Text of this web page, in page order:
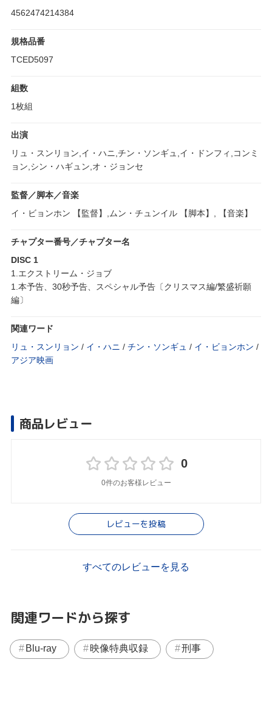
4562474214384
規格品番
TCED5097
組数
1枚組
出演
リュ・スンリョン,イ・ハニ,チン・ソンギュ,イ・ドンフィ,コンミ
ョン,シン・ハギュン,オ・ジョンセ
監督／脚本／音楽
イ・ビョンホン 【監督】,ムン・チュンイル 【脚本】, 【音楽】
チャプター番号／チャプター名
DISC 1
1.エクストリーム・ジョブ
1.本予告、30秒予告、スペシャル予告〔クリスマス編/繁盛祈願
編〕
関連ワード
リュ・スンリョン / イ・ハニ / チン・ソンギュ / イ・ビョンホン /
アジア映画
商品レビュー
0
0件のお客様レビュー
レビューを投稿
すべてのレビューを見る
関連ワードから探す
Blu-ray 映像特典収録 刑事